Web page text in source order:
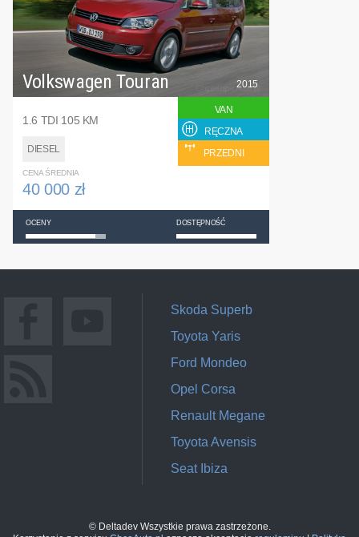
Volkswagen Touran
1.6 TDI 105 KM
DIESEL
2015
VAN
RĘCZNA
PRZEDNI
CENA ŚREDNIA
40 000 zł
OCENY DOSTĘPNOŚĆ
Skoda Superb
Toyota Yaris
Ford Mondeo
Opel Corsa
Renault Megane
Toyota Avensis
Seat Ibiza
© Deltadev Wszystkie prawa zastrzeżone.